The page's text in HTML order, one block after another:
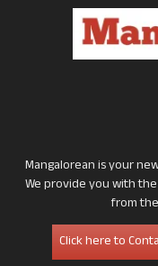
Mangalorean is your
We provide you with
from
Click here to